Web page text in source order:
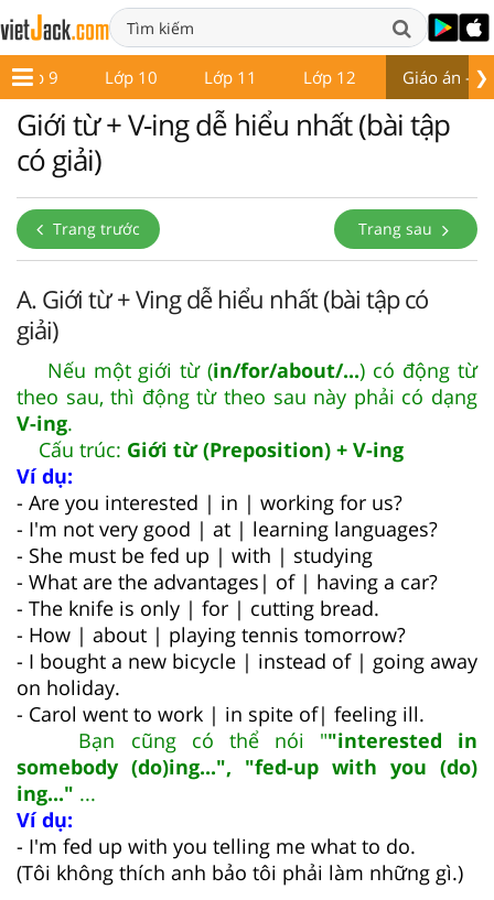
❯
Lớp 9 Lớp 10 Lớp 11 Lớp 12 Giáo án -
Giới từ + V-ing dễ hiểu nhất (bài tập
có giải)
Trang trước Trang sau
A. Giới từ + Ving dễ hiểu nhất (bài tập có
giải)
Nếu một giới từ (in/for/about/...) có động từ
theo sau, thì động từ theo sau này phải có dạng
V-ing.
Cấu trúc: Giới từ (Preposition) + V-ing
Ví dụ:
- Are you interested | in | working for us?
- I'm not very good | at | learning languages?
- She must be fed up | with | studying
- What are the advantages| of | having a car?
- The knife is only | for | cutting bread.
- How | about | playing tennis tomorrow?
- I bought a new bicycle | instead of | going away
on holiday.
- Carol went to work | in spite of| feeling ill.
Bạn cũng có thể nói ""interested in
somebody (do)ing...", "fed-up with you (do)
ing..." ...
Ví dụ:
- I'm fed up with you telling me what to do.
(Tôi không thích anh bảo tôi phải làm những gì.)